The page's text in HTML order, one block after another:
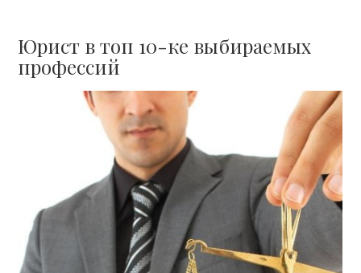
Юрист в топ 10-ке выбираемых
профессий